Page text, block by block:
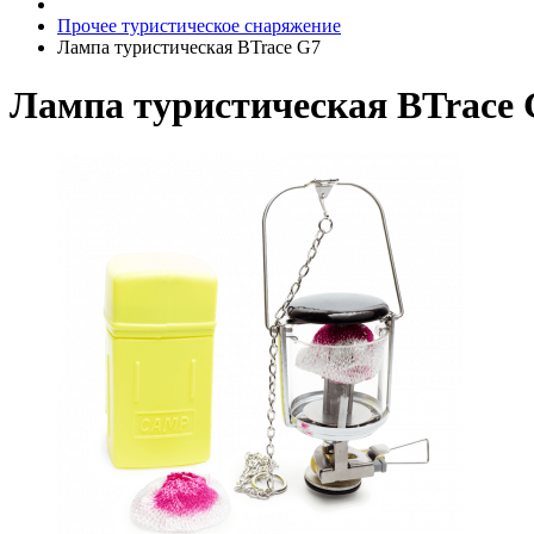
Прочее туристическое снаряжение
Лампа туристическая BTrace G7
Лампа туристическая BTrace